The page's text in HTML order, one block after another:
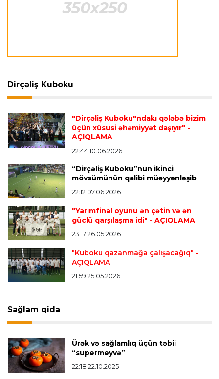
Lukaku ilə "Monako" arasında danışıqlar
Transfer 23:09 07.08.2026
hazırlaşır
"Real" argentinalı futbolçusunu "Fiorentina"ya
icarəyə göndərdi
Transfer 22:57 07.08.2026
"Qranada" Zinəddin Zidanın oğlu ilə yollarını
ayırdı
Transfer 22:54 07.08.2026
"Mançester Siti" argentinalı qapıçını transfer
edir
Offside 19:46 07.08.2026
bürünc medalın sahibi müəyyənləşdi
Misli Premyer liqa 16:52 07.08.2026
"Zirə" Namik Ələskərovla yollarını ayırdı
Dirçəliş Kuboku
"Dirçəliş Kuboku"ndakı qələbə bizim
üçün xüsusi əhəmiyyət daşıyır" -
AÇIQLAMA
22:44 10.06.2026
“Dirçəliş Kuboku”nun ikinci
mövsümünün qalibi müəyyənləşib
22:12 07.06.2026
"Yarımfinal oyunu ən çətin və ən
güclü qarşılaşma idi" - AÇIQLAMA
23:17 26.05.2026
"Kuboku qazanmağa çalışacağıq" -
AÇIQLAMA
21:59 25.05.2026
Sağlam qida
Ürək və sağlamlıq üçün təbii
“supermeyvə”
22:18 22.10.2025